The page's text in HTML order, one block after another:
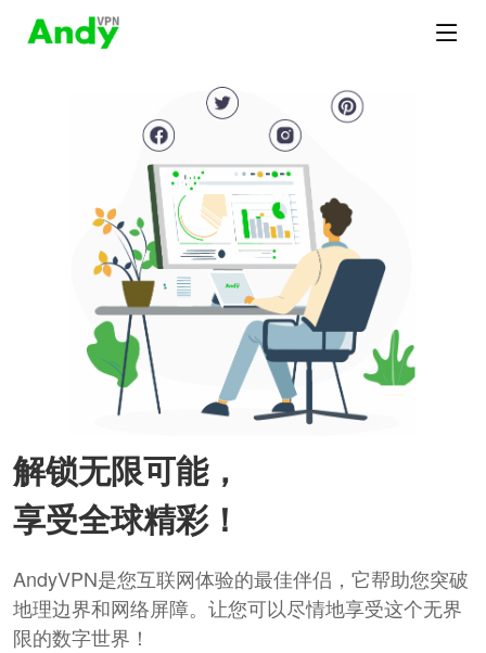
解锁无限可能，
享受全球精彩！
AndyVPN是您互联网体验的最佳伴侣，它帮助您突破
地理边界和网络屏障。让您可以尽情地享受这个无界
限的数字世界！